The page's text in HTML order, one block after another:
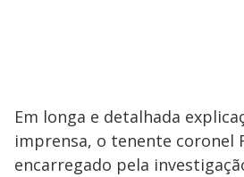
Em longa e detalhada
imprensa, o tenente coronel
encarregado pela